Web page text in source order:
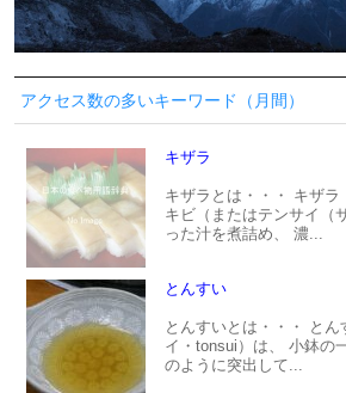
アクセス数の多いキーワード（月間）
キザラ
キザラとは・・・ キザラ
キビ（またはテンサイ（
った汁を煮詰め、 濃...
とんすい
とんすいとは・・・ とん
イ・tonsui）は、 小鉢の
のように突出して...